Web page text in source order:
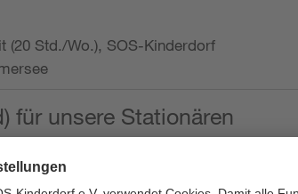
(20 Std./Wo.), SOS-Kinderdorf
für unsere Stationären
Teilzeit (mind. 30 - max. 38,5